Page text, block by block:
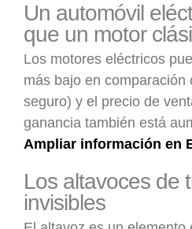
Un automóvil
que un motor
Los motores eléctricos
más bajo en
seguro) y el precio de
ganancia también está
Ampliar información en
Los altavoces de
invisibles